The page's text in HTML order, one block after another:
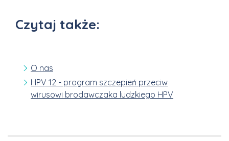
Czytaj także:
O nas
HPV 12 - program szczepień przeciw
wirusowi brodawczaka ludzkiego HPV